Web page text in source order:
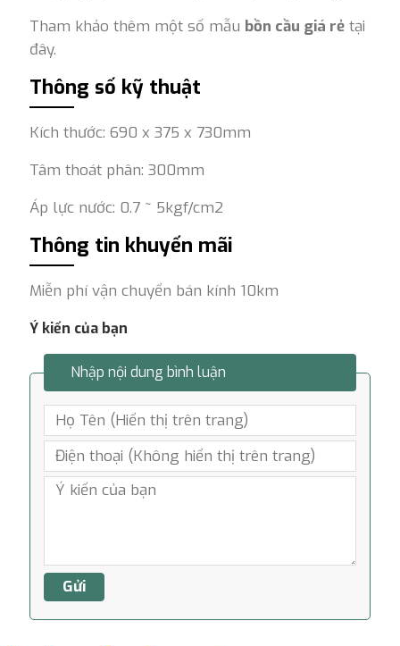
Tham khảo thêm một số mẫu bồn cầu giá rẻ tại
đây.
Thông số kỹ thuật
Kích thước: 690 x 375 x 730mm
Tâm thoát phân: 300mm
Áp lực nước: 0.7 ~ 5kgf/cm2
Thông tin khuyến mãi
Miễn phí vận chuyển bán kính 10km
Ý kiến của bạn
Nhập nội dung bình luận